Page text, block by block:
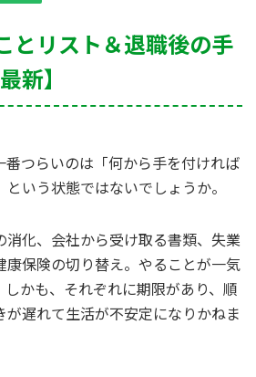
とリスト＆退職後の手
新】
つらいのは「何から手を付ければ
いう状態ではないでしょうか。
化、会社から受け取る書類、失業
康保険の切り替え。やることが一気
かも、それぞれに期限があり、順
遅れて生活が不安定になりかねま